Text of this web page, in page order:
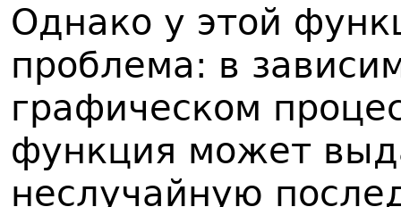
Однако у этой
проблема: в
графическом
функция может
неслучайную